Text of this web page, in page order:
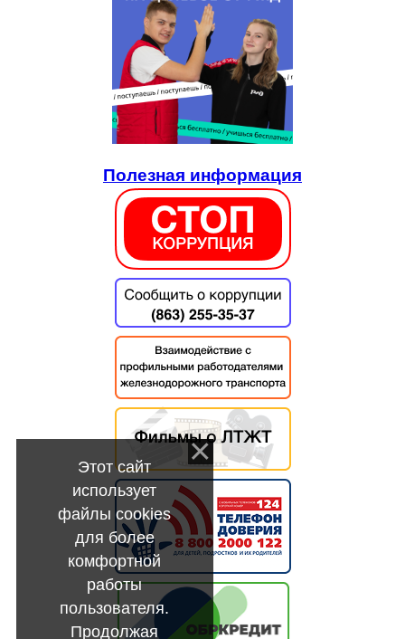
Полезная информация
Этот сайт
использует
файлы cookies
для более
комфортной
работы
пользователя.
Продолжая